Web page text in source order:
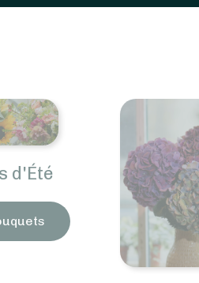
d'Été